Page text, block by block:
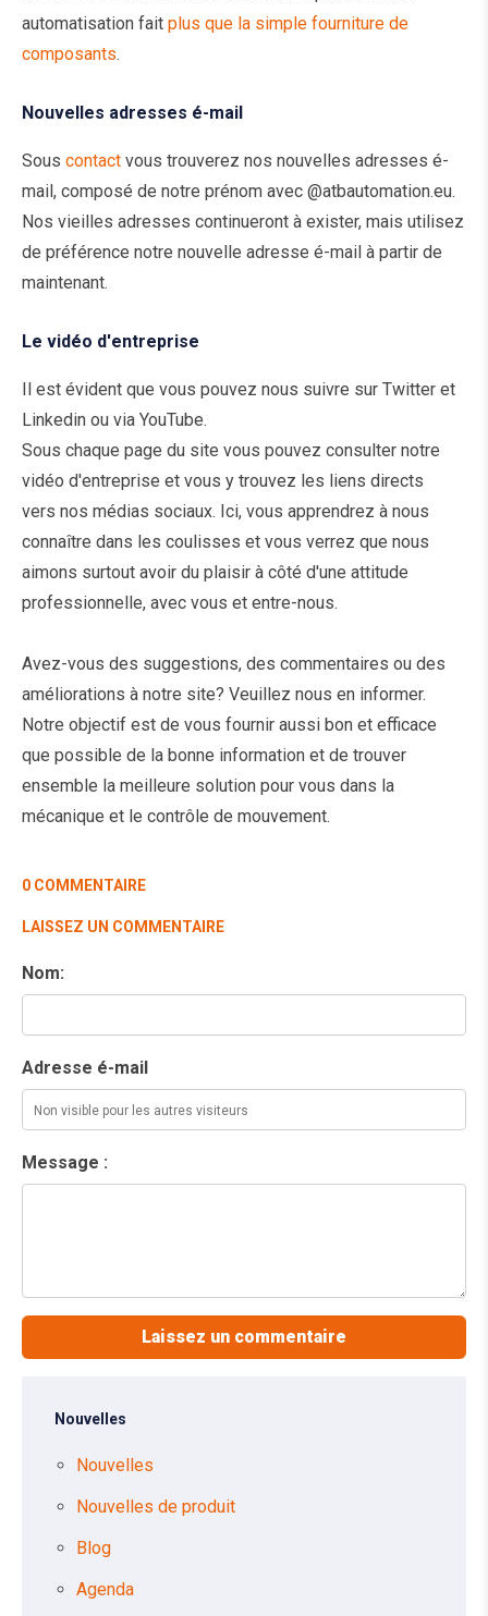
automatisation fait plus que la simple fourniture de
composants.
Nouvelles adresses é-mail
Sous contact vous trouverez nos nouvelles adresses é-
mail, composé de notre prénom avec @atbautomation.eu.
Nos vieilles adresses continueront à exister, mais utilisez
de préférence notre nouvelle adresse é-mail à partir de
maintenant.
Le vidéo d'entreprise
Il est évident que vous pouvez nous suivre sur Twitter et
Linkedin ou via YouTube.
Sous chaque page du site vous pouvez consulter notre
vidéo d'entreprise et vous y trouvez les liens directs
vers nos médias sociaux. Ici, vous apprendrez à nous
connaître dans les coulisses et vous verrez que nous
aimons surtout avoir du plaisir à côté d'une attitude
professionnelle, avec vous et entre-nous.
Avez-vous des suggestions, des commentaires ou des
améliorations à notre site? Veuillez nous en informer.
Notre objectif est de vous fournir aussi bon et efficace
que possible de la bonne information et de trouver
ensemble la meilleure solution pour vous dans la
mécanique et le contrôle de mouvement.
0 COMMENTAIRE
LAISSEZ UN COMMENTAIRE
Nom:
Adresse é-mail
Message :
Nouvelles
Nouvelles
Nouvelles de produit
Blog
Agenda